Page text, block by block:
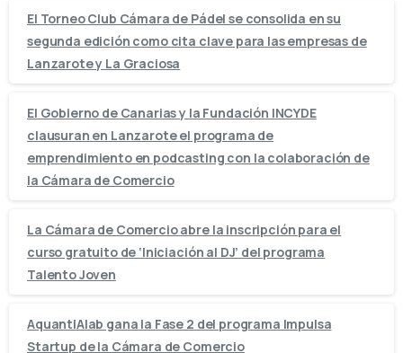
El Torneo Club Cámara de Pádel se consolida en su
segunda edición como cita clave para las empresas de
Lanzarote y La Graciosa
El Gobierno de Canarias y la Fundación INCYDE
clausuran en Lanzarote el programa de
emprendimiento en podcasting con la colaboración de
la Cámara de Comercio
La Cámara de Comercio abre la inscripción para el
curso gratuito de ‘Iniciación al DJ’ del programa
Talento Joven
AquantIAlab gana la Fase 2 del programa Impulsa
Startup de la Cámara de Comercio